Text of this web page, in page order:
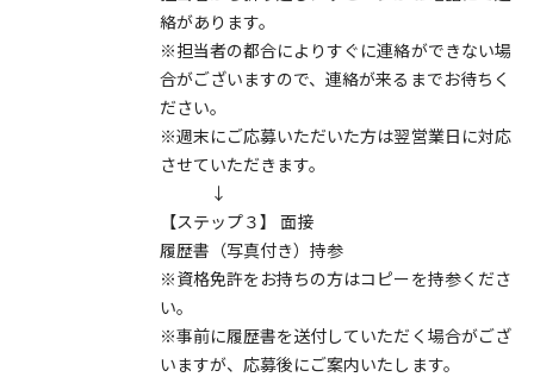
絡があります。
※担当者の都合によりすぐに連絡ができない場
合がございますので、連絡が来るまでお待ちく
ださい。
※週末にご応募いただいた方は翌営業日に対応
させていただきます。
↓
【ステップ３】 面接
履歴書（写真付き）持参
※資格免許をお持ちの方はコピーを持参くださ
い。
※事前に履歴書を送付していただく場合がござ
いますが、応募後にご案内いたします。